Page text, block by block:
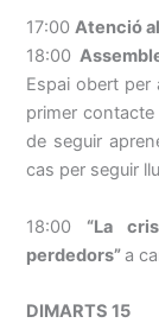
17:00Atenció
18:00
Espai obert per
primer
de seguir
cas per seguir
18:00 “La
perdedors”a
DIMARTS 15